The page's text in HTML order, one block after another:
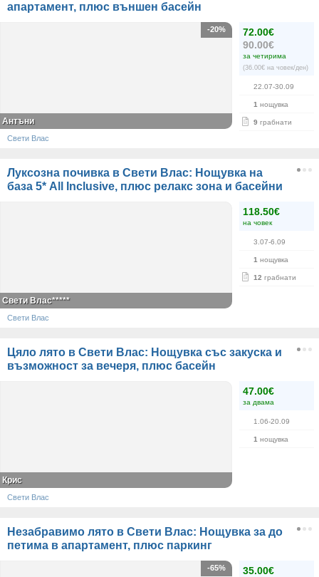
апартамент, плюс външен басейн
72.00€
90.00€
за четирима
(36.00€ на човек/ден)
22.07-30.09
1 нощувка
9 грабнати
-20%
Антъни
Свети Влас
Луксозна почивка в Свети Влас: Нощувка на
база 5* All Inclusive, плюс релакс зона и басейни
118.50€
на човек
3.07-6.09
1 нощувка
12 грабнати
Свети Влас*****
Свети Влас
Цяло лято в Свети Влас: Нощувка със закуска и
възможност за вечеря, плюс басейн
47.00€
за двама
1.06-20.09
1 нощувка
Крис
Свети Влас
Незабравимо лято в Свети Влас: Нощувка за до
петима в апартамент, плюс паркинг
35.00€
-65%